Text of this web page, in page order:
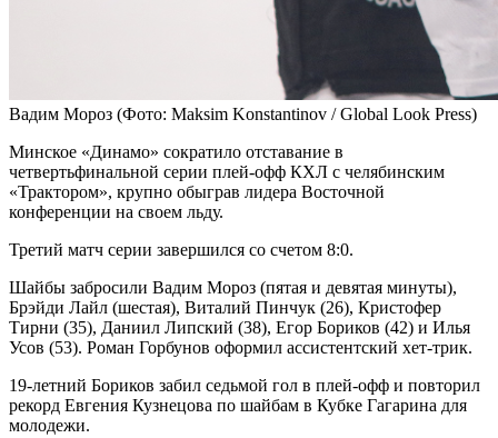
Вадим Мороз (Фото: Maksim Konstantinov / Global Look Press)
Минское «Динамо» сократило отставание в
четвертьфинальной серии плей-офф КХЛ с челябинским
«Трактором», крупно обыграв лидера Восточной
конференции на своем льду.
Третий матч серии завершился со счетом 8:0.
Шайбы забросили Вадим Мороз (пятая и девятая минуты),
Брэйди Лайл (шестая), Виталий Пинчук (26), Кристофер
Тирни (35), Даниил Липский (38), Егор Бориков (42) и Илья
Усов (53). Роман Горбунов оформил ассистентский хет-трик.
19-летний Бориков забил седьмой гол в плей-офф и повторил
рекорд Евгения Кузнецова по шайбам в Кубке Гагарина для
молодежи.